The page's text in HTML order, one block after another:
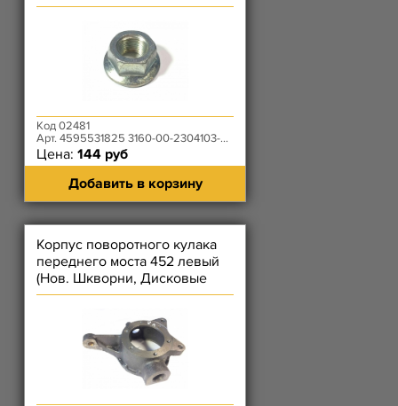
Код 02481
Арт. 4595531825 3160-00-2304103-00
Цена: 144 руб
Добавить в корзину
Корпус поворотного кулака
переднего моста 452 левый
(Нов. Шкворни, Дисковые
Тормоза, Под Рычаг ПК)